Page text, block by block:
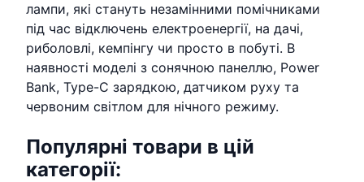
лампи, які стануть незамінними помічниками
під час відключень електроенергії, на дачі,
риболовлі, кемпінгу чи просто в побуті. В
наявності моделі з сонячною панеллю, Power
Bank, Type-C зарядкою, датчиком руху та
червоним світлом для нічного режиму.
Популярні товари в цій
категорії: